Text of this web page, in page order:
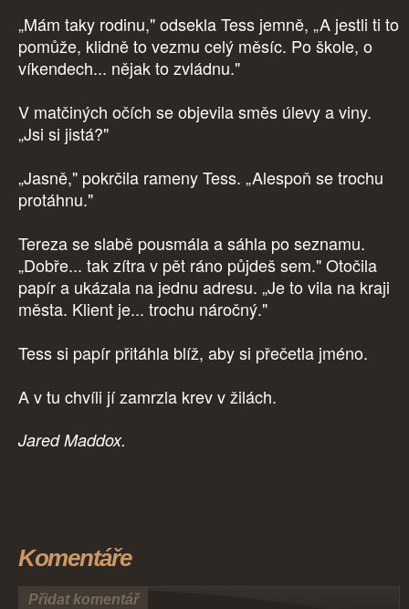
„Mám taky rodinu," odsekla Tess jemně, „A jestli ti to
pomůže, klidně to vezmu celý měsíc. Po škole, o
víkendech... nějak to zvládnu."
V matčiných očích se objevila směs úlevy a viny.
„Jsi si jistá?"
„Jasně," pokrčila rameny Tess. „Alespoň se trochu
protáhnu."
Tereza se slabě pousmála a sáhla po seznamu.
„Dobře... tak zítra v pět ráno půjdeš sem." Otočila
papír a ukázala na jednu adresu. „Je to vila na kraji
města. Klient je... trochu náročný."
Tess si papír přitáhla blíž, aby si přečetla jméno.
A v tu chvíli jí zamrzla krev v žilách.
Jared Maddox.
Komentáře
Přidat komentář